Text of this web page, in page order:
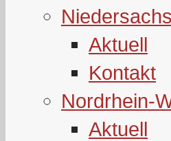
Aktuell
Kontakt
Nordrhein-
Aktuell